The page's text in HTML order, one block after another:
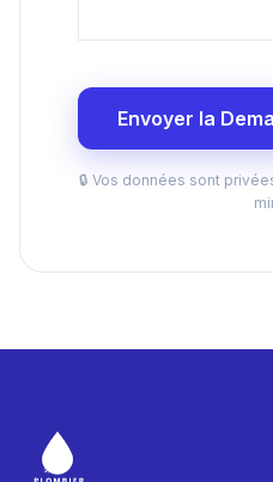
Envoyer la
🔒 Vos données sont